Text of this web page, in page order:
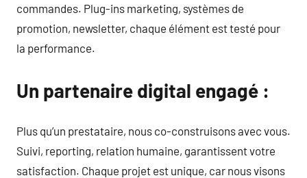
commandes. Plug-ins marketing, systèmes de
promotion, newsletter, chaque élément est testé pour
la performance.
Un partenaire digital engagé :
Plus qu’un prestataire, nous co-construisons avec vous.
Suivi, reporting, relation humaine, garantissent votre
satisfaction. Chaque projet est unique, car nous visons